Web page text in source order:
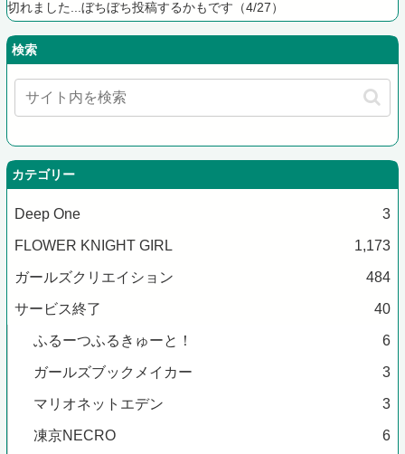
切れました...ぼちぼち投稿するかもです（4/27）
検索
カテゴリー
Deep One 3
FLOWER KNIGHT GIRL 1,173
ガールズクリエイション 484
サービス終了 40
ふるーつふるきゅーと！ 6
ガールズブックメイカー 3
マリオネットエデン 3
凍京NECRO 6